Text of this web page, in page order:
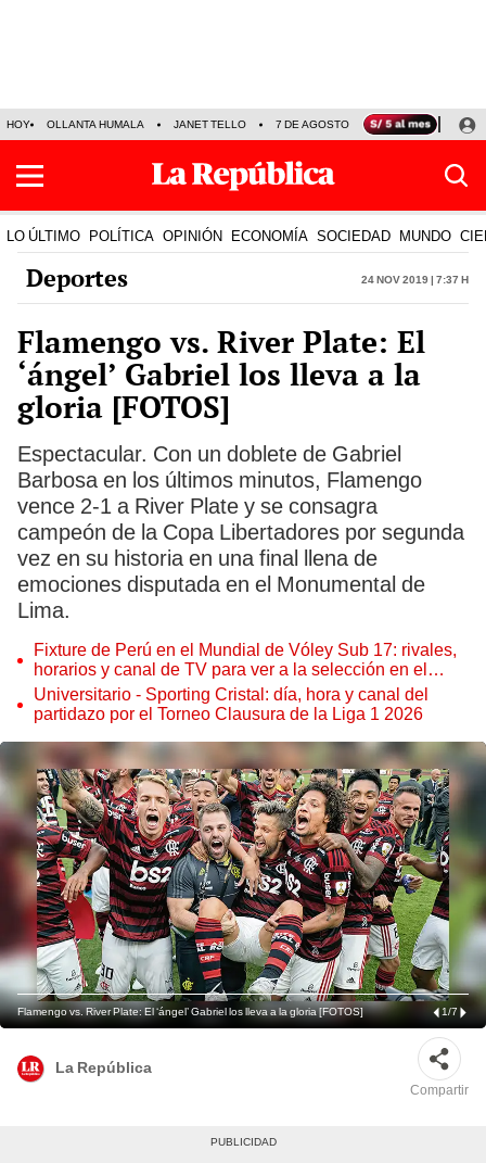
HOY OLLANTA HUMALA JANET TELLO 7 DE AGOSTO TINKA RESULTADOS
LO ÚLTIMO POLÍTICA OPINIÓN ECONOMÍA SOCIEDAD MUNDO
Deportes 24 Nov 2019 | 7:37 h
Flamengo vs. River Plate: El
‘ángel’ Gabriel los lleva a la
gloria [FOTOS]
Espectacular. Con un doblete de Gabriel
Barbosa en los últimos minutos, Flamengo
vence 2-1 a River Plate y se consagra
campeón de la Copa Libertadores por segunda
vez en su historia en una final llena de
emociones disputada en el Monumental de
Lima.
Fixture de Perú en el Mundial de Vóley Sub 17: rivales,
horarios y canal de TV para ver a la selección en el
torneo
Universitario - Sporting Cristal: día, hora y canal del
partidazo por el Torneo Clausura de la Liga 1 2026
Flamengo vs. River Plate: El ‘ángel’ Gabriel los lleva a la gloria [FOTOS] 1/7
La República
Compartir